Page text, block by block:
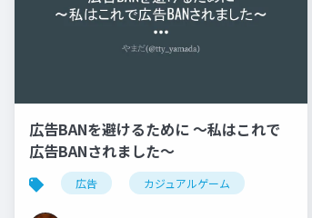
広告BANを避けるために 〜私はこれで
広告BANされました〜
広告 カジュアルゲーム